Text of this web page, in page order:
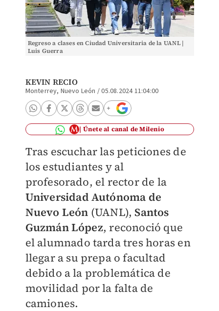
Regreso a clases en Ciudad Universitaria de la UANL |
Luis Guerra
KEVIN RECIO
Monterrey, Nuevo León /05.08.2024 11:04:00
Únete al canal de Milenio
Tras escuchar las peticiones de
los estudiantes y al
profesorado, el rector de la
Universidad Autónoma de
Nuevo León (UANL), Santos
Guzmán López, reconoció que
el alumnado tarda tres horas en
llegar a su prepa o facultad
debido a la problemática de
movilidad por la falta de
camiones.